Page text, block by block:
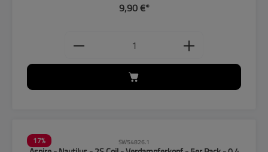
9,90 €*
Produkt Anzahl: Gib den
17% SW54826.1